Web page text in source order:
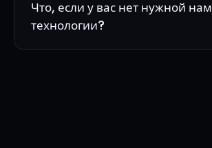
Что, если у вас нет нужной нам
технологии?